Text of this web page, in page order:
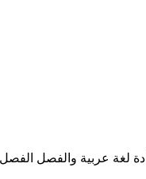
لغة عربية والفصل الفصل